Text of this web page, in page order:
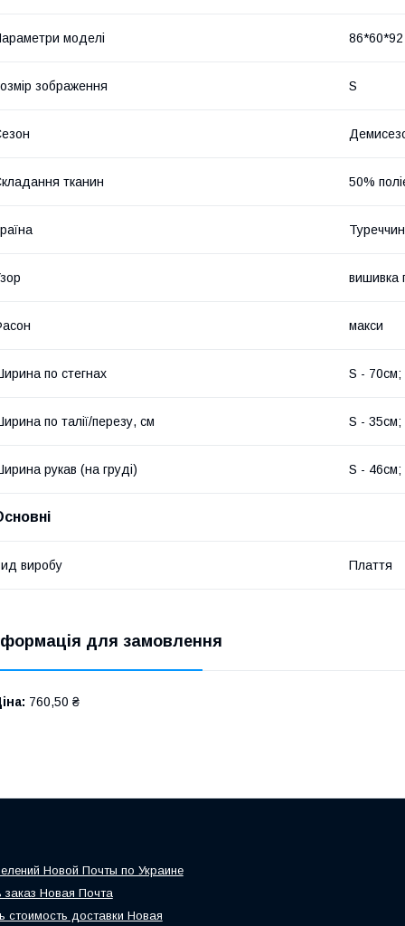
моделі 86*60*92
зображення S
тканин 50%
вишивка
макси
по стегнах S - 70см;
по талії/перезу, см S - 35см;
рукав (на груді) S - 46см;
виробу Плаття
для замовлення
760,50 ₴
Новой Почты по Украине
заказ Новая Почта
стоимость доставки Новая